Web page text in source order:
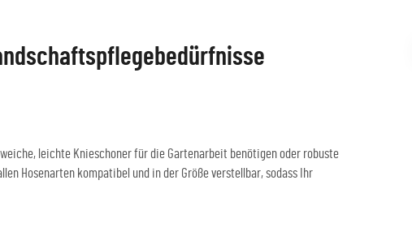
leichte Knieschoner für die Gartenarbeit benötigen oder robuste
Hosenarten kompatibel und in der Größe verstellbar, sodass Ihr